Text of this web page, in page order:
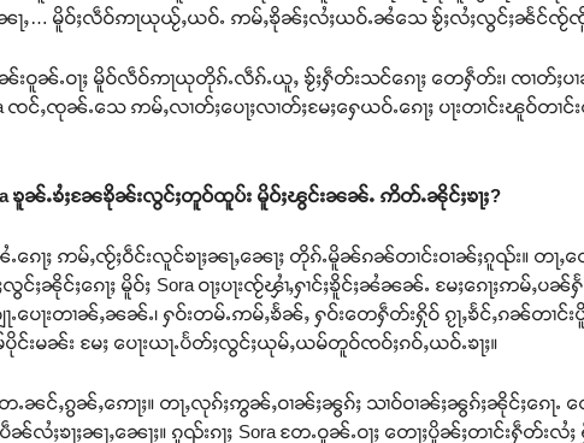
ႇ… မိူဝ်ႈလဵဝ်ဢႃယုယႂ်ႇယဝ်ႉ ဢမ်ႇၶိုၼ်ႈလႆႈယဝ်ႉၼႆသေ ၶႂ်ႈလႆႈလွင်ႈၼႅင်ၸႂ်ၸိူ
ၼ်းဝူၼ်ႉဝႃႈ မိူဝ်လဵဝ်ဢႃယုတိုၵ်ႉလဵၵ်ႉယူႇ ၶႂ်ႈႁဵတ်းသင်ၵေႃႈ တေႁဵတ်း၊ ၸၢတ်ႈပၢ
ႇၸုၼ်ႉသေ ဢမ်ႇလၢတ်ႈပေႃႈလၢတ်ႈမႄႈႁေယဝ်ႉၵေႃႈ ပႃးတၢင်းၽူဝ်တၢင်
ၶူၼ်ႉၶႆႈၼႄၶိုၼ်းလွင်ႈတူဝ်ထူပ်း မိူဝ်ႈၽွင်းၼၼ်ႉ ဢိတ်ႉၼိုင်ႈၶႃႈ?
ေႃႈ ဢမ်ႇၸႂ်ႈဝဵင်းလူင်ၶႃႈၼႃႇၼေႃႈ တိုၵ်ႉမိူၼ်ၵၼ်တၢင်းဝၢၼ်ႈၵူၺ်း။ တႃႇ
င်ႈၼိုင်ႈၵေႃႈ မိူဝ်ႈ Sora ဝႃႈပႃးၸႂ်ၾၢႆႇႁၢင်ႈၶိူင်ႈၼႆၼၼ်ႉ မႄႈၵေႃႈဢမ်ႇပၼ်
ပေႃးတၢၼ်ႇၼၼ်ႉ၊ ႁဝ်းတမ်ႉဢမ်ႇၶႅၼ်ႇ ႁဝ်းတေႁဵတ်းႁိုဝ် ၵႂႃႇၶႅင်ႇၵၼ်တၢင်း
င်းမၼ်း မႄႈ ပေႃးယႃႉပႅတ်ႈလွင်ႈယုမ်ႇယမ်တူဝ်ၸဝ်ႈၵဝ်ႇယဝ်ႉၶႃႈ။
ႉၼင်ႇၵွၼ်ႇဢေႃႈ။ တႃႇလုၵ်ႈဢွၼ်ႇဝၢၼ်ႈၼွၵ်ႈ သၢဝ်ဝၢၼ်ႈၼွၵ်ႈၼိုင်ႈၵေႃႉ
လႆႈၶႃႈၼႃႇၼေႃႈ။ ၵူၺ်းၵႃႈ Sora တႄႉဝူၼ်ႉဝႃႈ တေႃႈပိူၼ်ႈတၢင်းႁဵတ်း